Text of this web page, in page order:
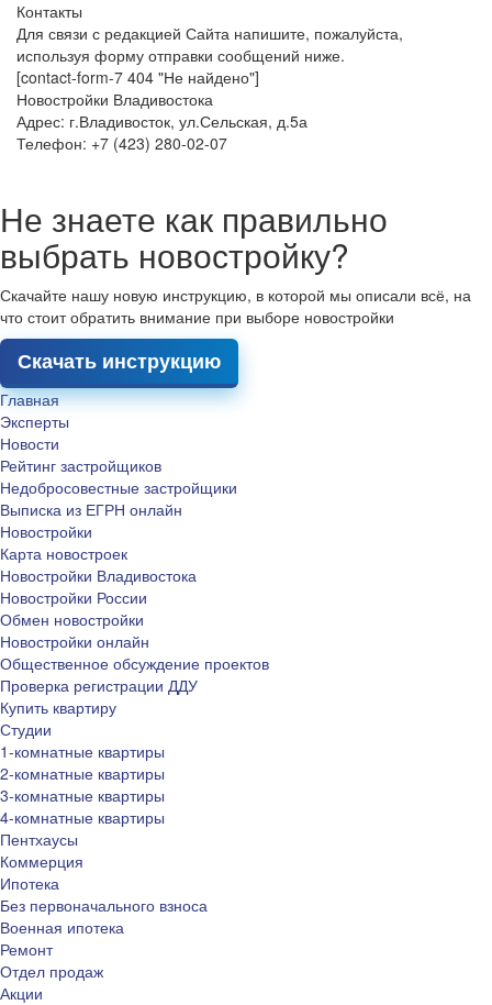
Контакты
Для связи с редакцией Сайта напишите, пожалуйста,
используя форму отправки сообщений ниже.
[contact-form-7 404 "Не найдено"]
Новостройки Владивостока
Адрес: г.Владивосток, ул.Сельская, д.5а
Телефон: +7 (423) 280-02-07
Не знаете как правильно
выбрать новостройку?
Скачайте нашу новую инструкцию, в которой мы описали всё, на
что стоит обратить внимание при выборе новостройки
Скачать инструкцию
Главная
Эксперты
Новости
Рейтинг застройщиков
Недобросовестные застройщики
Выписка из ЕГРН онлайн
Новостройки
Карта новостроек
Новостройки Владивостока
Новостройки России
Обмен новостройки
Новостройки онлайн
Общественное обсуждение проектов
Проверка регистрации ДДУ
Купить квартиру
Студии
1-комнатные квартиры
2-комнатные квартиры
3-комнатные квартиры
4-комнатные квартиры
Пентхаусы
Коммерция
Ипотека
Без первоначального взноса
Военная ипотека
Ремонт
Отдел продаж
Акции